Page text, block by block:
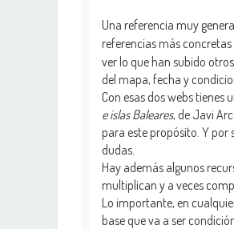
Una referencia muy
referencias más
ver lo que han subido
del mapa, fecha y
Con esas dos webs tienes
e islas Baleares, de Javi
para este propósito. Y
dudas.
Hay además algunos
multiplican y a veces
Lo importante, en
base que va a ser